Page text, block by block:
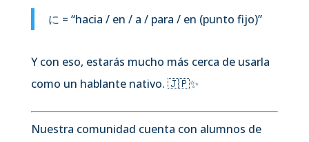
に = “hacia / en / a / para / en (punto fijo)”
Y con eso, estarás mucho más cerca de usarla
como un hablante nativo. 🇯🇵✨
Nuestra comunidad cuenta con alumnos de